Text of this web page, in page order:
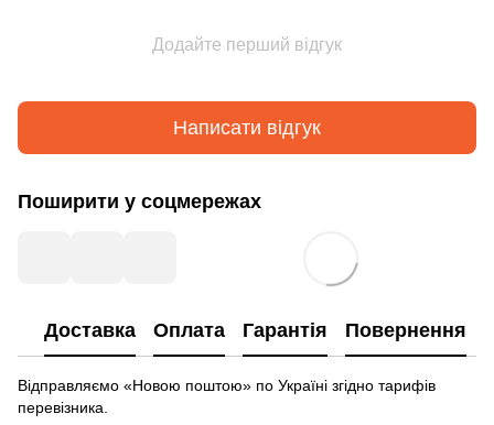
Додайте перший відгук
Написати відгук
Поширити у соцмережах
Доставка Оплата Гарантія Повернення
Відправляємо «Новою поштою» по Україні згідно тарифів
перевізника.